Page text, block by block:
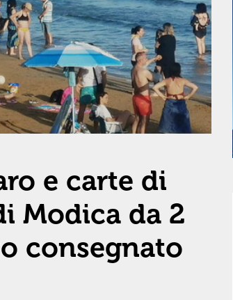
e carte di
Modica da 2
consegnato